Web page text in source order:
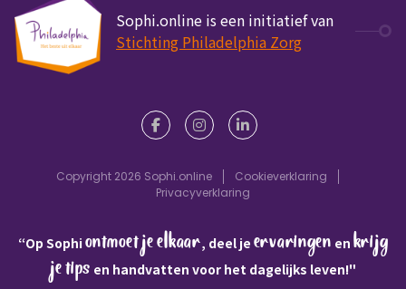
Sophi.online is een initiatief van
Stichting Philadelphia Zorg
Copyright 2026 Sophi.online
Cookieverklaring
Privacyverklaring
“Op Sophiontmoet je elkaar, deel je ervaringen en krijg
je tips en handvatten voor het dagelijks leven!"